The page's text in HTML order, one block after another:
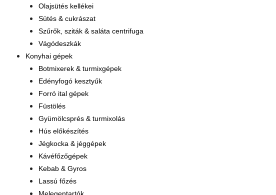
Olajsütés kellékei
Sütés & cukrászat
Szűrők, sziták & saláta centrifuga
Vágódeszkák
Konyhai gépek
Botmixerek & turmixgépek
Edényfogó kesztyűk
Forró ital gépek
Füstölés
Gyümölcsprés & turmixolás
Hús előkészítés
Jégkocka & jéggépek
Kávéfőzőgépek
Kebab & Gyros
Lassú főzés